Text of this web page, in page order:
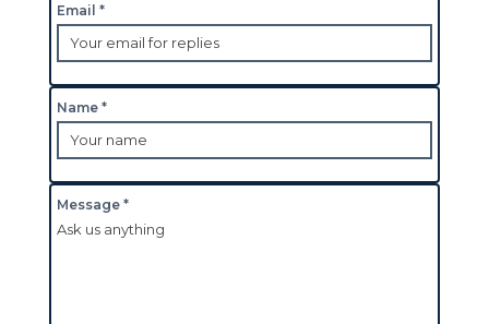
Email *
Name *
Message *